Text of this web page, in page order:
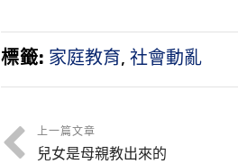
標籤: 家庭教育, 社會動亂
上一篇文章
兒女是母親教出來的